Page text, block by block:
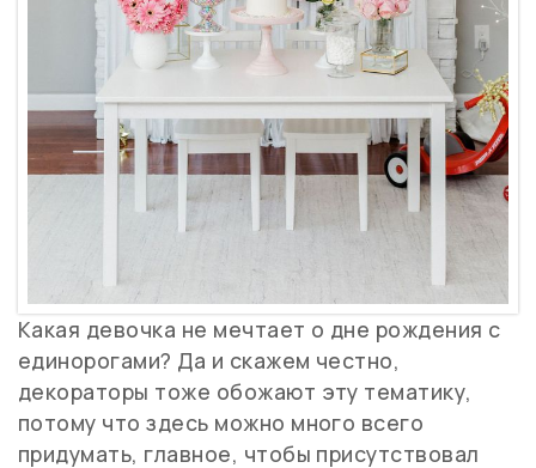
Какая девочка не мечтает о дне рождения с
единорогами? Да и скажем честно,
декораторы тоже обожают эту тематику,
потому что здесь можно много всего
придумать, главное, чтобы присутствовал